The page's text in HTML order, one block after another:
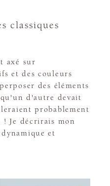
classiques
axé sur
et des couleurs
des éléments
d'autre devait
probablement
! Je décrirais mon
et